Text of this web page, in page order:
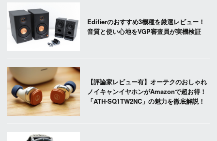
Edifierのおすすめ3機種を厳選レビュー！
音質と使い心地をVGP審査員が実機検証
【評論家レビュー有】オーテクのおしゃれ
ノイキャンイヤホンがAmazonで超お得！
「ATH-SQ1TW2NC」の魅力を徹底解説！